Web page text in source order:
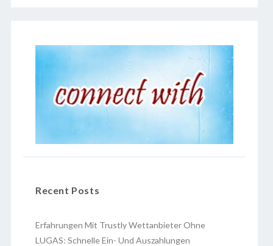
Recent Posts
Erfahrungen Mit Trustly Wettanbieter Ohne
LUGAS: Schnelle Ein- Und Auszahlungen